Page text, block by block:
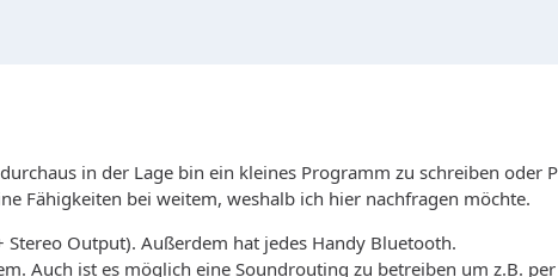
in der Lage bin ein kleines Programm zu schreiben oder
Fähigkeiten bei weitem, weshalb ich hier nachfragen möchte.
Output). Außerdem hat jedes Handy Bluetooth.
Auch ist es möglich eine Soundrouting zu betreiben um z.B.